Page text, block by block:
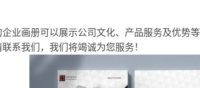
业画册可以展示公司文化、产品服务及优势
系我们，我们将竭诚为您服务！